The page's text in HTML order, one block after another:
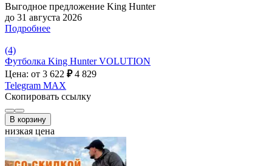
Выгодное предложение King Hunter
до 31 августа 2026
Подробнее
(4)
Футболка King Hunter VOLUTION
Цена: от 3 622 ₽ 4 829
Telegram MAX
Скопировать ссылку
В корзину
низкая цена